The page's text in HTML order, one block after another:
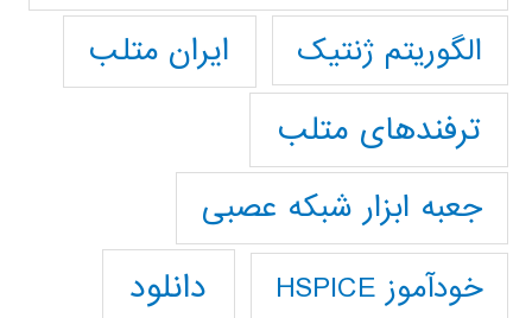
الگوریتم ژنتیک
ایران متلب
ترفندهای متلب
جعبه ابزار شبکه عصبی
خودآموز HSPICE دانلود